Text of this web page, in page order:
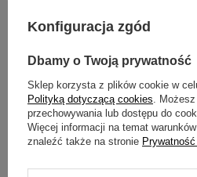
ZAPROJEKTUJ
OPIS
Konfiguracja zgód
Dbamy o Twoją prywatność
Sklep korzysta z plików cookie w
Polityką dotyczącą cookies.
przechowywania lub dostępu do
Więcej informacji na temat
znaleźć także na stronie